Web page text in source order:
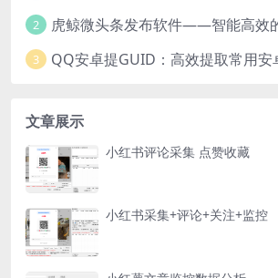
2
3
文章展示
小红书评论采集 点赞收藏
小红书采集+评论+关注+监控